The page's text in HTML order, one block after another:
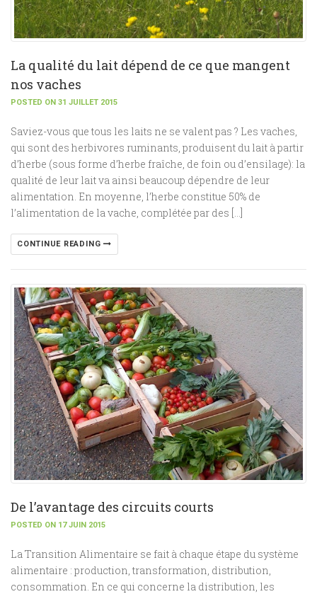
La qualité du lait dépend de ce que mangent
nos vaches
POSTED ON 31 JUILLET 2015
Saviez-vous que tous les laits ne se valent pas ? Les vaches,
qui sont des herbivores ruminants, produisent du lait à partir
d’herbe (sous forme d’herbe fraîche, de foin ou d’ensilage): la
qualité de leur lait va ainsi beaucoup dépendre de leur
alimentation. En moyenne, l’herbe constitue 50% de
l’alimentation de la vache, complétée par des […]
CONTINUE READING
De l’avantage des circuits courts
POSTED ON 17 JUIN 2015
La Transition Alimentaire se fait à chaque étape du système
alimentaire : production, transformation, distribution,
consommation. En ce qui concerne la distribution, les